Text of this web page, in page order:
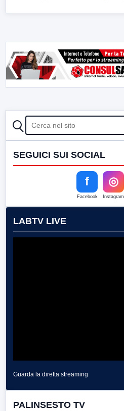
CERCA
SEGUICI SUI SOCIAL
f
Facebook
◎
Instagram
LABTV LIVE
Guarda la diretta streaming
PALINSESTO TV